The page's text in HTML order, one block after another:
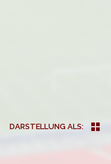
DARSTELLUNG ALS